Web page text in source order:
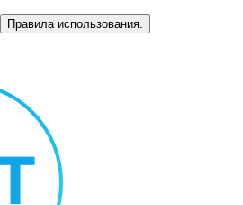
Правила использования.